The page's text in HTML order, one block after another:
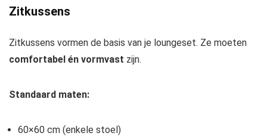
Zitkussens
Zitkussens vormen de basis van je loungeset. Ze moeten
comfortabel én vormvast zijn.
Standaard maten:
60×60 cm (enkele stoel)